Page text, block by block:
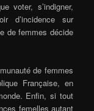
voter, s’indigner,
d’incidence sur
de femmes décide
de femmes
Française, en
Enfin, si tout
femelles autant